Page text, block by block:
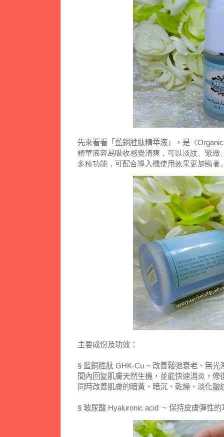
先來看看「藍銅胜肽精華液」，是 《
精華液容易吸收感覺清爽，可以淡紋、緊
多種功能，可配合導入機使用效果更加顯著
主要成份及功效：
§ 藍銅胜肽 GHK-Cu ~ 改善鬆弛衰老、無
間內回复肌膚天然生機，並能快速消炎，
同時改善肌膚的暗黃、暗沉、乾燥、淡化皺
§ 玻尿酸 Hyaluronic acid ~ 保持皮膚彈性